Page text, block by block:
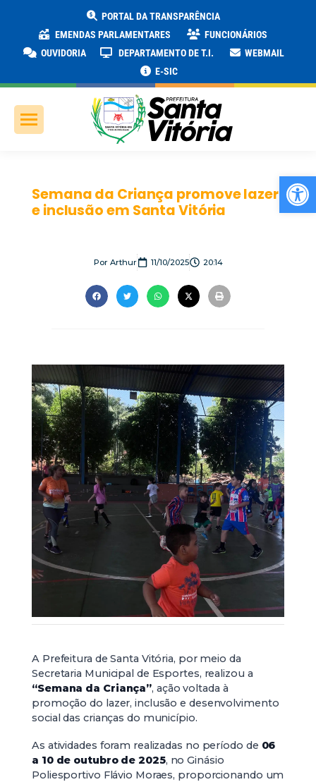
PORTAL DA TRANSPARÊNCIA
EMENDAS PARLAMENTARES
FUNCIONÁRIOS
OUVIDORIA
DEPARTAMENTO DE T.I.
WEBMAIL
E-SIC
Semana da Criança promove lazer
e inclusão em Santa Vitória
PorArthur 11/10/2025 20:14
A Prefeitura de Santa Vitória, por meio da
Secretaria Municipal de Esportes, realizou a
“Semana da Criança”, ação voltada à
promoção do lazer, inclusão e desenvolvimento
social das crianças do município.
As atividades foram realizadas no período de 06
a 10 de outubro de 2025, no Ginásio
Poliesportivo Flávio Moraes, proporcionando um